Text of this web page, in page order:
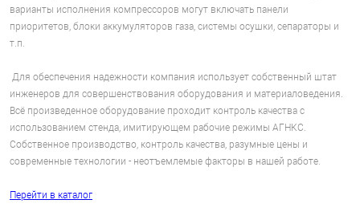
варианты исполнения компрессоров могут включать панели
приоритетов, блоки аккумуляторов газа, системы осушки, сепараторы и
т.п.
Для обеспечения надежности компания использует собственный штат
инженеров для совершенствования оборудования и материаловедения.
Всё произведенное оборудование проходит контроль качества с
использованием стенда, имитирующем рабочие режимы АГНКС.
Собственное производство, контроль качества, разумные цены и
современные технологии - неотъемлемые факторы в нашей работе.
Перейти в каталог